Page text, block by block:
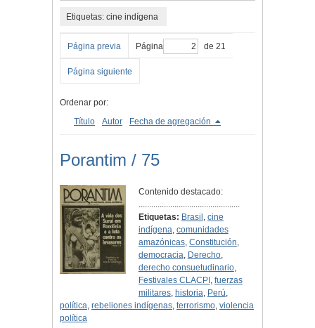
Etiquetas: cine indígena
Página previa Página de 21
Página siguiente
Ordenar por:
Título
Autor Fecha de agregación
Porantim / 75
Contenido destacado:
................................................
Etiquetas: Brasil , cine
indígena, comunidades
amazónicas, Constitución,
democracia, Derecho,
derecho consuetudinario,
Festivales CLACPI , fuerzas
militares, historia, Perú,
política, rebeliones indígenas, terrorismo, violencia
política